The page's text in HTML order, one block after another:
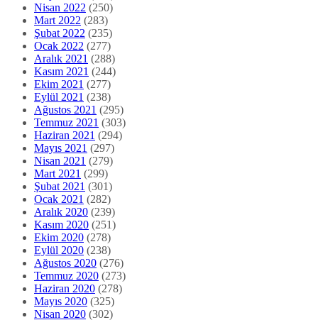
Nisan 2022 (250)
Mart 2022 (283)
Şubat 2022 (235)
Ocak 2022 (277)
Aralık 2021 (288)
Kasım 2021 (244)
Ekim 2021 (277)
Eylül 2021 (238)
Ağustos 2021 (295)
Temmuz 2021 (303)
Haziran 2021 (294)
Mayıs 2021 (297)
Nisan 2021 (279)
Mart 2021 (299)
Şubat 2021 (301)
Ocak 2021 (282)
Aralık 2020 (239)
Kasım 2020 (251)
Ekim 2020 (278)
Eylül 2020 (238)
Ağustos 2020 (276)
Temmuz 2020 (273)
Haziran 2020 (278)
Mayıs 2020 (325)
Nisan 2020 (302)